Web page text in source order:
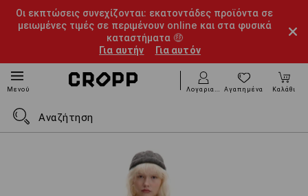
Οι εκπτώσεις συνεχίζονται: εκατοντάδες προϊόντα σε
μειωμένες τιμές σε περιμένουν online και στα φυσικά
καταστήματα 🤑
Για αυτήν
Για αυτόν
Μενού ΛογαριασμόςΑγαπημένα Καλάθι